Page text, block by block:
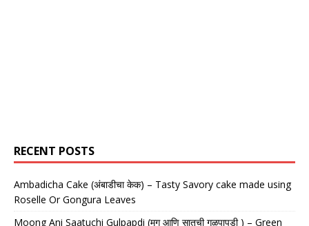
RECENT POSTS
Ambadicha Cake (अंबाडीचा केक) – Tasty Savory cake made using
Roselle Or Gongura Leaves
Moong Ani Saatuchi Gulpapdi (मूग आणि सातूची गुळपापडी ) – Green